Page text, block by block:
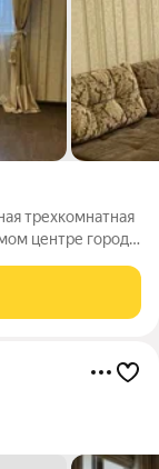
трехкомнатная
центре города
Ворота,